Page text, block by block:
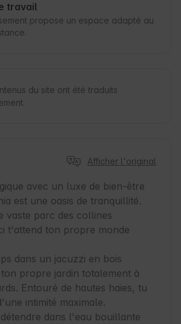
travail
propose un espace adapté au
du site ont été traduits
Afficher l'original
avec un luxe de bien-être
est une oasis de tranquillité.
vaste parc des collines
t'attend ton propre monde
dans un jacuzzi en bois
propre jardin totalement à
Entouré de hautes haies, tu
intimité maximale.
dans l'eau bouillante